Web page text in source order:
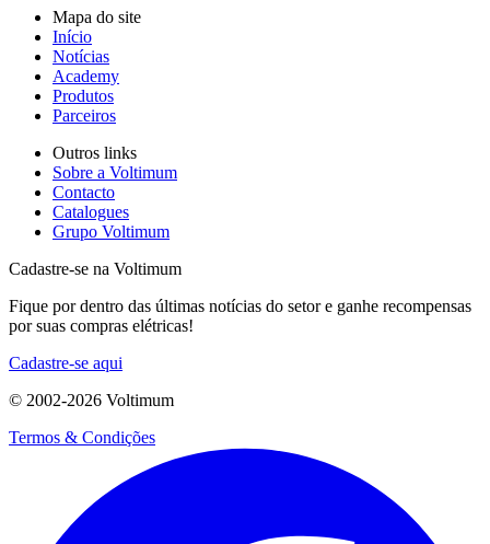
Mapa do site
Início
Notícias
Academy
Produtos
Parceiros
Outros links
Sobre a Voltimum
Contacto
Catalogues
Grupo Voltimum
Cadastre-se na Voltimum
Fique por dentro das últimas notícias do setor e ganhe recompensas
por suas compras elétricas!
Cadastre-se aqui
© 2002-2026 Voltimum
Termos & Condições